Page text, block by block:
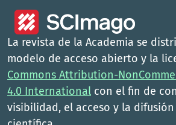
La revista de la Academia se
modelo de acceso abierto y la
Commons Attribution-
4.0 International con el fin de
visibilidad, el acceso y la